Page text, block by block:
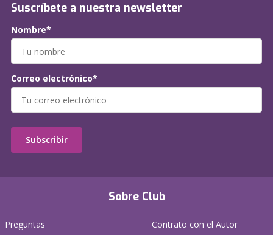
Sobre Club
Preguntas
Contrato con el Autor
Suscríbete a nuestra newsletter
Nombre*
Correo electrónico*
Subscribir